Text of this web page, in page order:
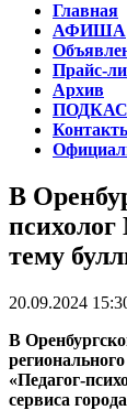
Главная
АФИША
Прайс-
Архив
В
тему
20.09.2024
В
«Педагог-
сервиса